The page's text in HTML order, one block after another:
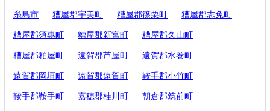
糸島市 糟屋郡宇美町 糟屋郡篠栗町 糟屋郡志免町
糟屋郡須惠町 糟屋郡新宮町 糟屋郡久山町
糟屋郡粕屋町 遠賀郡芦屋町 遠賀郡水巻町
遠賀郡岡垣町 遠賀郡遠賀町 鞍手郡小竹町
鞍手郡鞍手町 嘉穂郡桂川町 朝倉郡筑前町